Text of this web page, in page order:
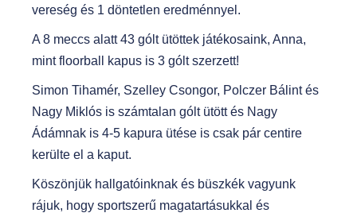
vereség és 1 döntetlen eredménnyel.
A 8 meccs alatt 43 gólt ütöttek játékosaink, Anna,
mint floorball kapus is 3 gólt szerzett!
Simon Tihamér, Szelley Csongor, Polczer Bálint és
Nagy Miklós is számtalan gólt ütött és Nagy
Ádámnak is 4-5 kapura ütése is csak pár centire
kerülte el a kaput.
Köszönjük hallgatóinknak és büszkék vagyunk
rájuk, hogy sportszerű magatartásukkal és